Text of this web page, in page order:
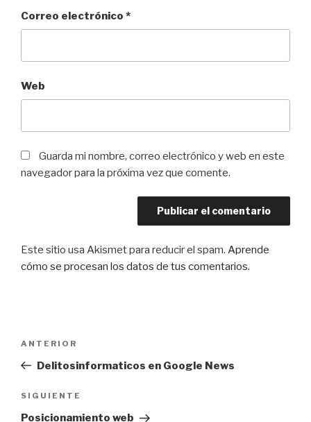
Correo electrónico *
Web
Guarda mi nombre, correo electrónico y web en este
navegador para la próxima vez que comente.
Este sitio usa Akismet para reducir el spam. Aprende
cómo se procesan los datos de tus comentarios.
entradas
Entrada
anterior:
ANTERIOR
Delitosinformaticos en Google News
Siguiente
entrada
SIGUIENTE
Posicionamiento web